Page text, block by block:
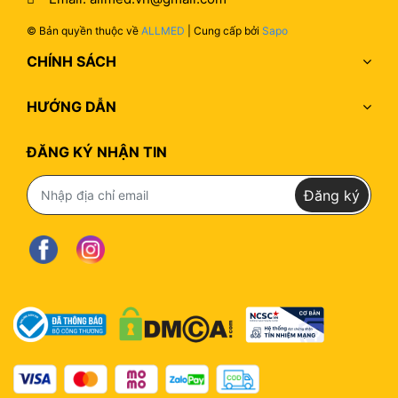
Quý khách vui lòng kiểm tra hàng hóa và ký nhận
tình trạng với nhân viên giao hàng ngay khi nhận
được hàng. khi phát hiện một trong các trường
hợp trên, quý khách có thể trao đổi trực tiếp với
chúng tôi trong vòng 24h theo đường dây nóng,
Hotline : 096.511.0511
© Bản quyền thuộc về ALLMED | Cung cấp bởi Sapo
CHÍNH SÁCH
HƯỚNG DẪN
ĐĂNG KÝ NHẬN TIN
Đăng ký